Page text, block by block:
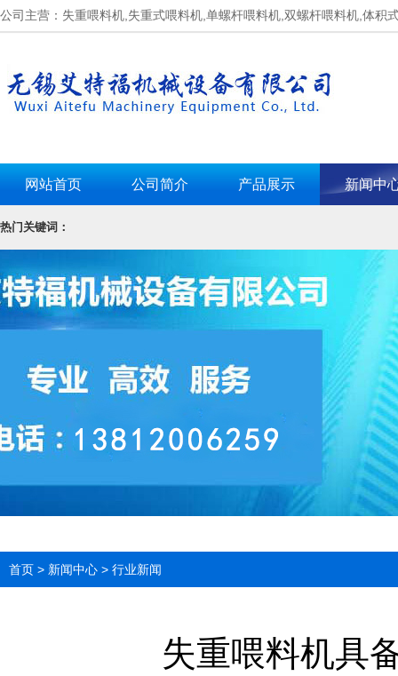
公司主营：失重喂料机,失重式喂料机,单螺杆喂料机,双螺杆喂料机,体积
网站首页 公司简介 产品展示 新闻中
热门关键词：
首页 > 新闻中心 > 行业新闻
失重喂料机具